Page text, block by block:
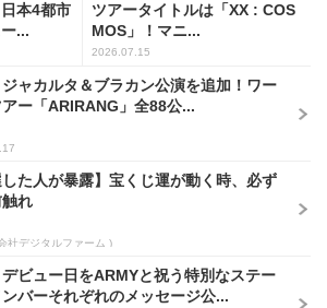
本4都市
...
ツアータイトルは「XX : COS
MOS」！マニ...
2026.07.15
ャカルタ＆ブラカン公演を追加！ワー
ー「ARIRANG」全88公...
した人が暴露】宝くじ運が動く時、必ず
れ
社デジタルファーム )
ビュー日をARMYと祝う特別なステー
バーそれぞれのメッセージ公...